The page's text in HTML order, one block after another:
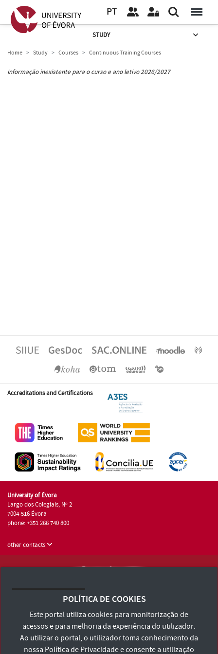
PT
STUDY
Home Study Courses Continuous Training Courses
Informação inexistente para o curso e ano letivo 2026/2027
Accreditations and Certifications
University of Évora
Largo dos Colegiais, Nº 2
7004-516 Évora
phone: +351 266 740 800
other contacts
Terms and Conditions and Privacy Policy
Accessibility Statement
POLÍTICA DE COOKIES
Este portal utiliza cookies para monitorização de
acessos e para melhoria da experiência do utilizador.
Ao utilizar o portal, o utilizador toma conhecimento da
nossa Política de Privacidadee consente a utilização